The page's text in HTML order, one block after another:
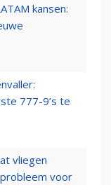
kansen:
777-9’s te
vliegen
voor